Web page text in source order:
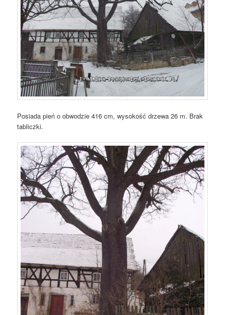
Posiada pień o obwodzie 416 cm, wysokość drzewa 26 m. Brak
tabliczki.